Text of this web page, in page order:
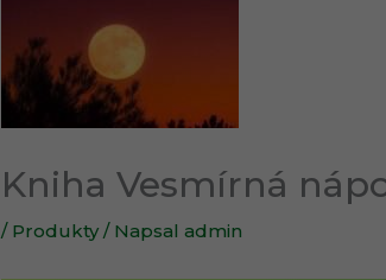
Kniha Vesmírná
/ Produkty / Napsal admin